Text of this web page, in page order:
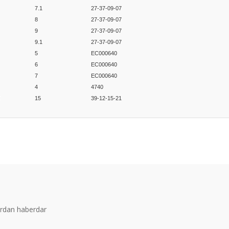
7.1
27-37-09-07
8
27-37-09-07
9
27-37-09-07
9.1
27-37-09-07
5
EC000640
6
EC000640
7
EC000640
4
4740
15 39-12-15-21
haberdar